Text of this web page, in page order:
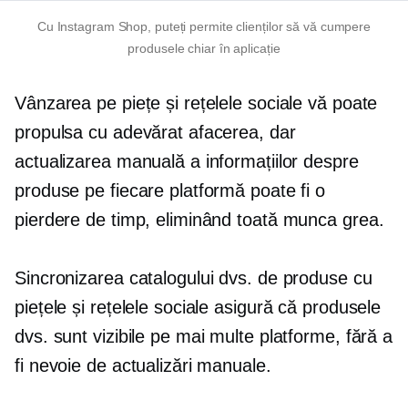
Cu Instagram Shop, puteți permite clienților să vă cumpere
produsele chiar în aplicație
Vânzarea pe piețe și rețelele sociale vă poate
propulsa cu adevărat afacerea, dar
actualizarea manuală a informațiilor despre
produse pe fiecare platformă poate fi o
pierdere de timp, eliminând toată munca grea.
Sincronizarea catalogului dvs. de produse cu
piețele și rețelele sociale asigură că produsele
dvs. sunt vizibile pe mai multe platforme, fără a
fi nevoie de actualizări manuale.